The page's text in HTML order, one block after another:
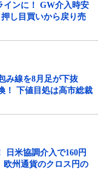
インに！ GW介入時安
し目買いから戻り売
み線を8月足が下抜
！ 下値目処は高市総裁
日米協調介入で160円
欧州通貨のクロス円の